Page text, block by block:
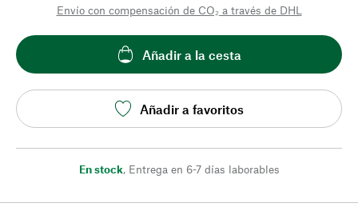
Envío con compensación de CO₂ a través de DHL
Añadir a la cesta
Añadir a favoritos
En stock, Entrega en 6-7 días laborables